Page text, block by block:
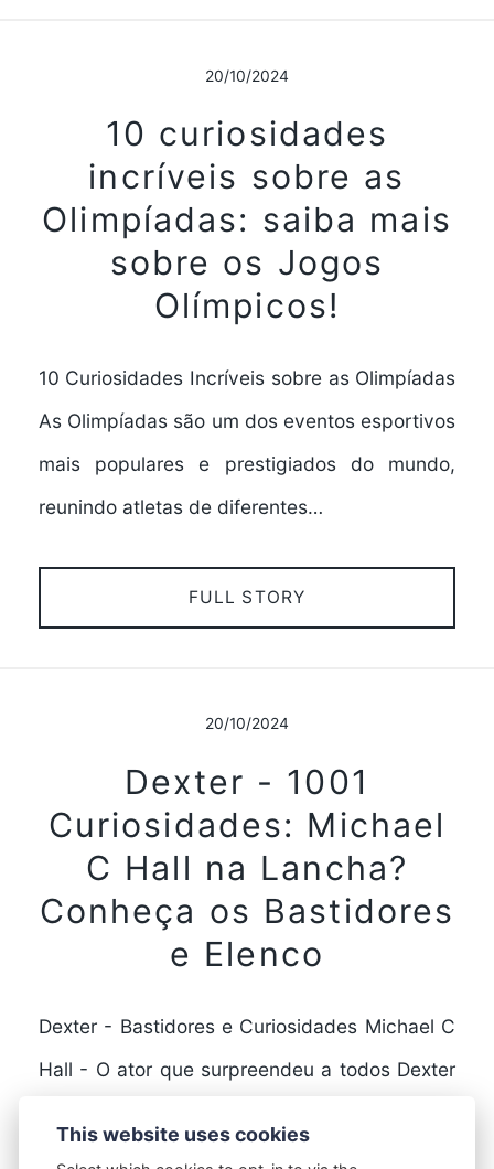
20/10/2024
10 curiosidades
incríveis sobre as
Olimpíadas: saiba mais
sobre os Jogos
Olímpicos!
10 Curiosidades Incríveis sobre as Olimpíadas
As Olimpíadas são um dos eventos esportivos
mais populares e prestigiados do mundo,
reunindo atletas de diferentes…
FULL STORY
20/10/2024
Dexter - 1001
Curiosidades: Michael
C Hall na Lancha?
Conheça os Bastidores
e Elenco
Dexter - Bastidores e Curiosidades Michael C
Hall - O ator que surpreendeu a todos Dexter
This website uses cookies